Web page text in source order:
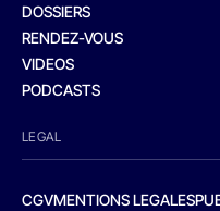
DOSSIERS
RENDEZ-VOUS
VIDEOS
PODCASTS
LEGAL
CGVMENTIONS LEGALES